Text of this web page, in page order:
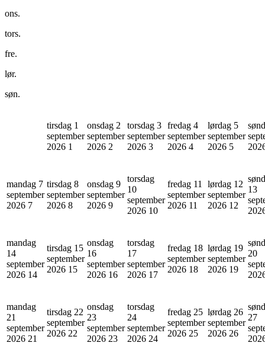
ons.
tors.
fre.
lør.
søn.
tirsdag 1
september
2026 1
onsdag 2
september
2026 2
torsdag 3
september
2026 3
fredag 4
september
2026 4
lørdag 5
september
2026 5
mandag 7
september
2026 7
tirsdag 8
september
2026 8
onsdag 9
september
2026 9
torsdag
10
september
2026 10
fredag 11
september
2026 11
lørdag 12
september
2026 12
13
mandag
14
september
2026 14
tirsdag 15
september
2026 15
onsdag
16
september
2026 16
torsdag
17
september
2026 17
fredag 18
september
2026 18
lørdag 19
september
2026 19
20
mandag
21
september
2026 21
tirsdag 22
september
2026 22
onsdag
23
september
2026 23
torsdag
24
september
2026 24
fredag 25
september
2026 25
lørdag 26
september
2026 26
27